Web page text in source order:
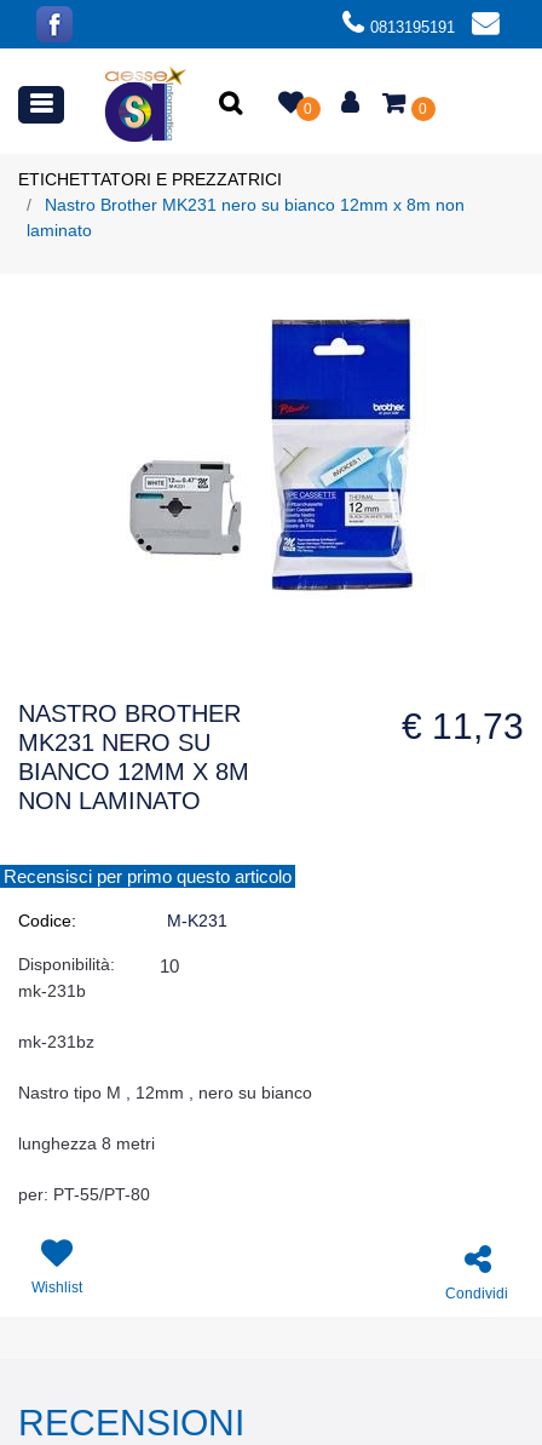
0813195191
Open menu 0 0
ETICHETTATORI E PREZZATRICI
Nastro Brother MK231 nero su bianco 12mm x 8m non
laminato
NASTRO BROTHER
MK231 NERO SU
BIANCO 12MM X 8M
NON LAMINATO
€ 11,73
Recensisci per primo questo articolo
Codice: M-K231
Disponibilità: 10
mk-231b
mk-231bz
Nastro tipo M , 12mm , nero su bianco
lunghezza 8 metri
per: PT-55/PT-80
Wishlist Condividi
RECENSIONI